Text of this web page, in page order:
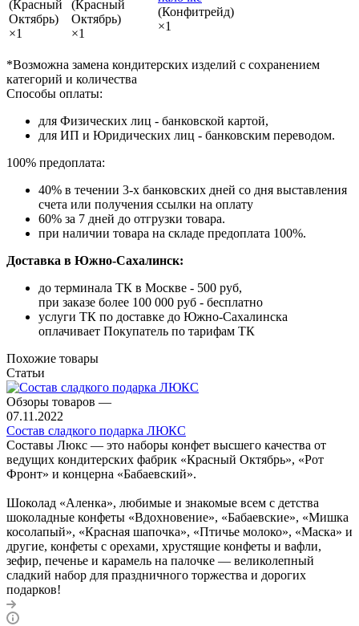
(Красный
Октябрь)
×1
(Красный
Октябрь)
×1
(Конфитрейд)
×1
*Возможна замена кондитерских изделий с сохранением
категорий и количества
Способы оплаты:
для Физических лиц - банковской картой,
для ИП и Юридических лиц - банковским переводом.
100% предоплата:
40% в течении 3-х банковских дней со дня выставления
счета или получения ссылки на оплату
60% за 7 дней до отгрузки товара.
при наличии товара на складе предоплата 100%.
Доставка в Южно-Сахалинск:
до терминала ТК в Москве - 500 руб,
при заказе более 100 000 руб - бесплатно
услуги ТК по доставке до Южно-Сахалинска
оплачивает Покупатель по тарифам ТК
Похожие товары
Статьи
Обзоры товаров —
07.11.2022
Состав сладкого подарка ЛЮКС
Составы Люкс — это наборы конфет высшего качества от
ведущих кондитерских фабрик «Красный Октябрь», «Рот
Фронт» и концерна «Бабаевский».
Шоколад «Аленка», любимые и знакомые всем с детства
шоколадные конфеты «Вдохновение», «Бабаевские», «Мишка
косолапый», «Красная шапочка», «Птичье молоко», «Маска» и
другие, конфеты с орехами, хрустящие конфеты и вафли,
зефир, печенье и карамель на палочке — великолепный
сладкий набор для праздничного торжества и дорогих
подарков!